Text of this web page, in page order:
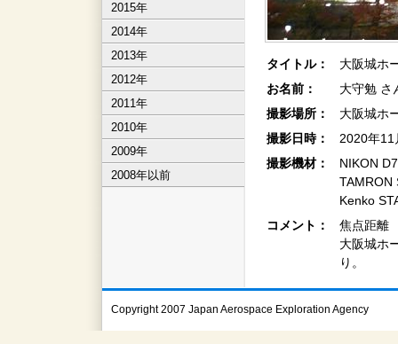
2015年
2014年
2013年
2012年
2011年
2010年
2009年
2008年以前
タイトル：
大阪城ホ
お名前：
大守勉 さ
撮影場所：
大阪城ホ
撮影日時：
2020年
撮影機材：
NIKON
TAMRON
Kenko
コメント：
焦点距
大阪城ホ
り。
Copyright 2007 Japan Aerospace Exploration Agency